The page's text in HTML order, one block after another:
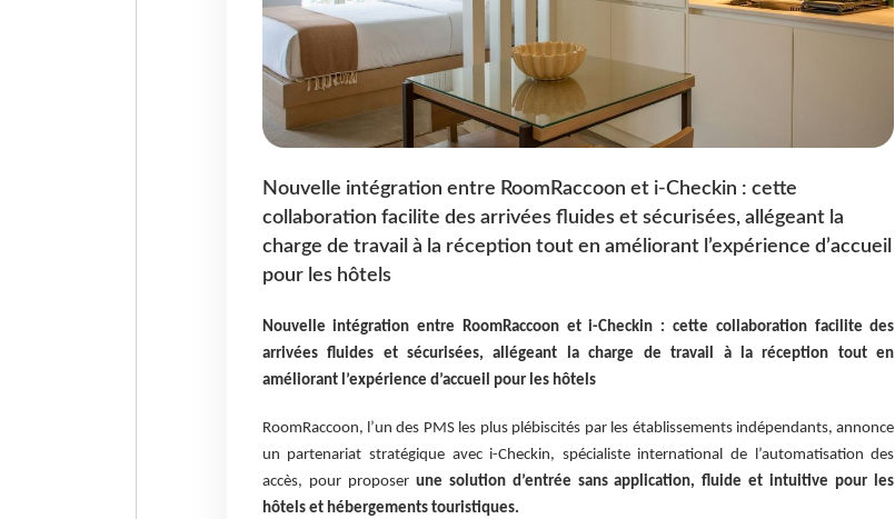
Nouvelle intégration entre RoomRaccoon et i-Checkin : cette
collaboration facilite des arrivées fluides et sécurisées, allégeant la
charge de travail à la réception tout en améliorant l’expérience d’accueil
pour les hôtels
Nouvelle intégration entre RoomRaccoon et i-Checkin : cette collaboration facilite des
arrivées fluides et sécurisées, allégeant la charge de travail à la réception tout en
améliorant l’expérience d’accueil pour les hôtels
RoomRaccoon, l’un des PMS les plus plébiscités par les établissements indépendants, annonce
un partenariat stratégique avec i-Checkin, spécialiste international de l’automatisation des
accès, pour proposer une solution d’entrée sans application, fluide et intuitive pour les
hôtels et hébergements touristiques.